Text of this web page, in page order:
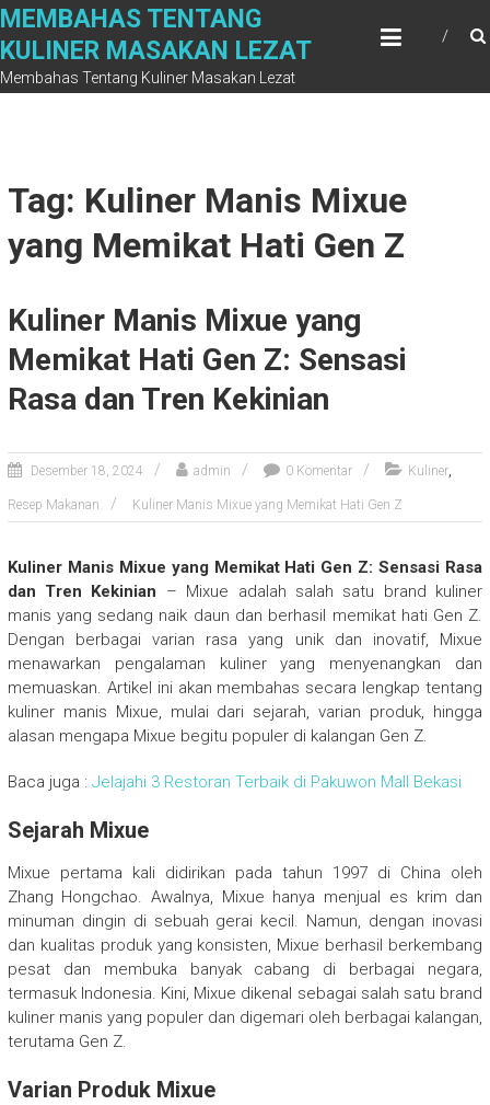
Skip
content
MEMBAHAS TENTANG
KULINER MASAKAN LEZAT
Membahas Tentang Kuliner Masakan Lezat
Tag: Kuliner Manis Mixue
yang Memikat Hati Gen Z
Kuliner Manis Mixue yang
Memikat Hati Gen Z: Sensasi
Rasa dan Tren Kekinian
Desember 18, 2024 admin 0 Komentar Kuliner,
Resep Makanan Kuliner Manis Mixue yang Memikat Hati Gen Z
Kuliner Manis Mixue yang Memikat Hati Gen Z: Sensasi Rasa
dan Tren Kekinian – Mixue adalah salah satu brand kuliner
manis yang sedang naik daun dan berhasil memikat hati Gen Z.
Dengan berbagai varian rasa yang unik dan inovatif, Mixue
menawarkan pengalaman kuliner yang menyenangkan dan
memuaskan. Artikel ini akan membahas secara lengkap tentang
kuliner manis Mixue, mulai dari sejarah, varian produk, hingga
alasan mengapa Mixue begitu populer di kalangan Gen Z.
Baca juga : Jelajahi 3 Restoran Terbaik di Pakuwon Mall Bekasi
Sejarah Mixue
Mixue pertama kali didirikan pada tahun 1997 di China oleh
Zhang Hongchao. Awalnya, Mixue hanya menjual es krim dan
minuman dingin di sebuah gerai kecil. Namun, dengan inovasi
dan kualitas produk yang konsisten, Mixue berhasil berkembang
pesat dan membuka banyak cabang di berbagai negara,
termasuk Indonesia. Kini, Mixue dikenal sebagai salah satu brand
kuliner manis yang populer dan digemari oleh berbagai kalangan,
terutama Gen Z.
Varian Produk Mixue